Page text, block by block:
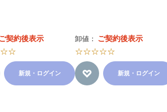
契約後表示
新規・ログイン
卸値： ご契約後表示
☆☆☆☆☆
新規・ログイン